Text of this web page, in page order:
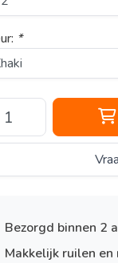
*
Bezorgd binnen 2
Makkelijk ruilen